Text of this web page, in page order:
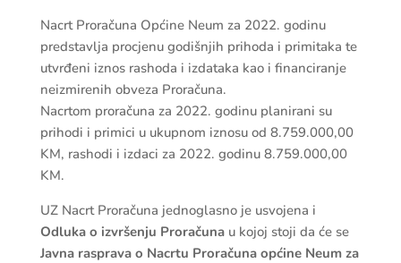
Nacrt Proračuna Općine Neum za 2022. godinu
predstavlja procjenu godišnjih prihoda i primitaka te
utvrđeni iznos rashoda i izdataka kao i financiranje
neizmirenih obveza Proračuna.
Nacrtom proračuna za 2022. godinu planirani su
prihodi i primici u ukupnom iznosu od 8.759.000,00
KM, rashodi i izdaci za 2022. godinu 8.759.000,00
KM.
UZ Nacrt Proračuna jednoglasno je usvojena i
Odluka o izvršenju Proračunau kojoj stoji da će se
Javna rasprava o Nacrtu Proračuna općine Neum za